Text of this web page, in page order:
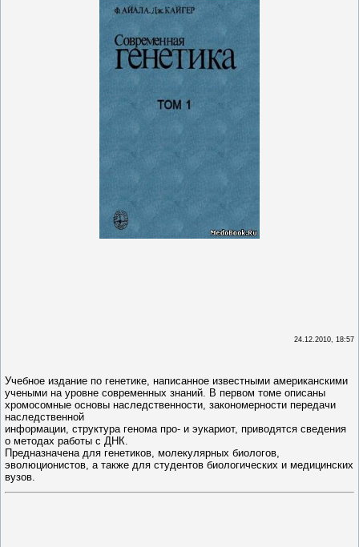
24.12.2010, 18:57
Учебное издание по генетике, написанное известными американскими
учеными на уровне современных знаний. В первом томе описаны
хромосомные основы наследственности, закономерности передачи
наследственной
информации, структура генома про- и эукариот, приводятся сведения
о методах работы с ДНК.
Предназначена для генетиков, молекулярных биологов,
эволюционистов, а также для студентов биологических и медицинских
вузов.